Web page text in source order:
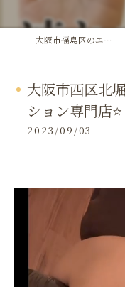
大阪市福島区のエステならbellissimo
大阪市西区北
ション専門店⭐️
2023/09/03